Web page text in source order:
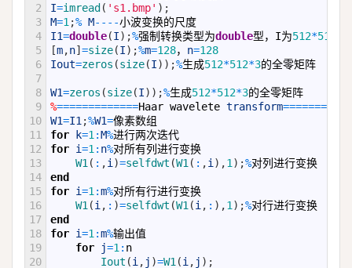
2
3
4
5
6
7
8
9
10
11
12
13
14
15
16
17
18
19
20
I=imread ( 's1.bmp' ) ;
M=1 ;% M-- --小波变换的尺度
I1=double(I) ;%强制转换类型为double型， I为512*512
[m,n] =size(I) ;%m=128， n=128
Iout=zeros (size(I) ) ;%生成512*512*3的全零矩阵
W1=zeros (size(I) ) ;%生成512*512*3的全零矩阵
%=============Haar wavelete transform=========
W1=I1 ;%W1=像素数组
for
k=1 :M%进行两次迭代
for i=1 : n%对所有列进行变换
W1 ( : ,i )=selfdwt (W1 ( : ,i ) ,1 ) ;%对列进行变换
end
for i=1 :m%对所有行进行变换
W1 (i , : )=selfdwt (W1 (i , : ) ,1 ) ;%对行进行变换
end
for i=1 :m%输出值
for
j=1 : n
Iout (i , j )=W1 (i , j ) ;